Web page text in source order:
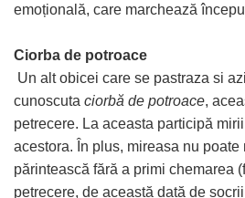
emoțională, care marchează
Ciorba de potroace
Un alt obicei care se pastraza si
cunoscuta ciorbă de potroace,
petrecere. La aceasta participă
acestora. În plus, mireasa nu poate
părintească fără a primi chemarea
petrecere, de această dată de